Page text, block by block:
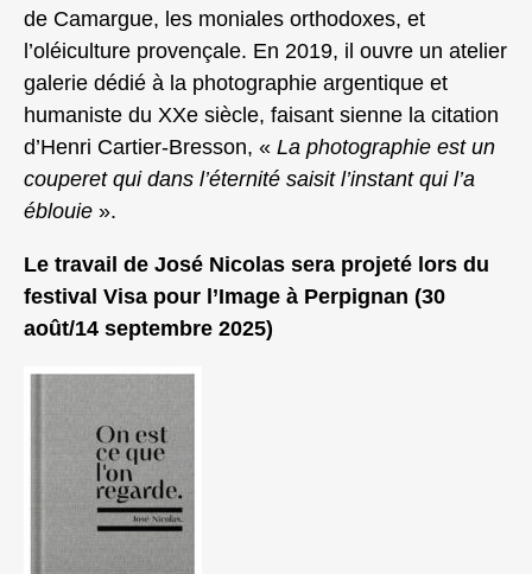
de Camargue, les moniales orthodoxes, et
l’oléiculture provençale. En 2019, il ouvre un atelier
galerie dédié à la photographie argentique et
humaniste du XXe siècle, faisant sienne la citation
d’Henri Cartier-Bresson, « La photographie est un
couperet qui dans l’éternité saisit l’instant qui l’a
éblouie ».
Le travail de José Nicolas sera projeté lors du
festival Visa pour l’Image à Perpignan (30
août/14 septembre 2025)